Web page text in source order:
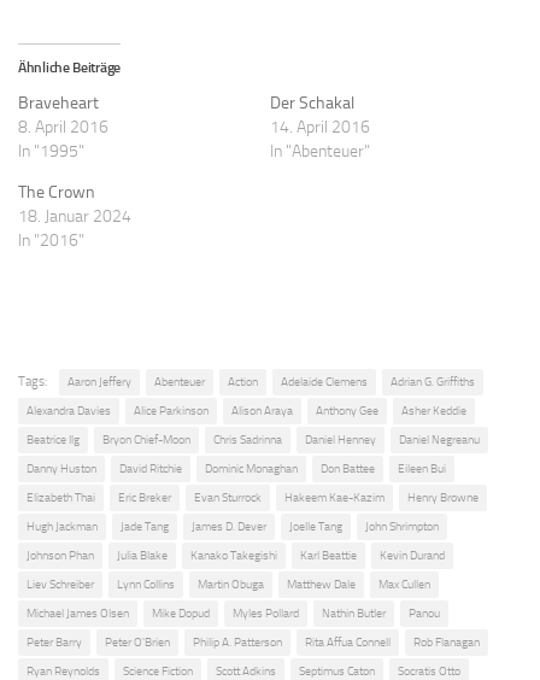
Ähnliche Beiträge
Braveheart
8. April 2016
In "1995"
Der Schakal
14. April 2016
In "Abenteuer"
The Crown
18. Januar 2024
In "2016"
Tags: Aaron Jeffery Abenteuer Action Adelaide Clemens Adrian G. Griffiths
Alexandra Davies Alice Parkinson Alison Araya Anthony Gee Asher Keddie
Beatrice Ilg Bryon Chief-Moon Chris Sadrinna Daniel Henney Daniel Negreanu
Danny Huston David Ritchie Dominic Monaghan Don Battee Eileen Bui
Elizabeth Thai Eric Breker Evan Sturrock Hakeem Kae-Kazim Henry Browne
Hugh Jackman Jade Tang James D. Dever Joelle Tang John Shrimpton
Johnson Phan Julia Blake Kanako Takegishi Karl Beattie Kevin Durand
Liev Schreiber Lynn Collins Martin Obuga Matthew Dale Max Cullen
Michael James Olsen Mike Dopud Myles Pollard Nathin Butler Panou
Peter Barry Peter O'Brien Philip A. Patterson Rita Affua Connell Rob Flanagan
Ryan Reynolds Science Fiction Scott Adkins Septimus Caton Socratis Otto